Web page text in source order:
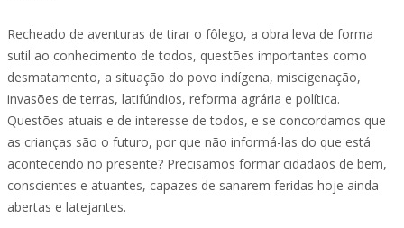
Recheado de aventuras de tirar o fôlego, a obra leva de forma
sutil ao conhecimento de todos, questões importantes como
desmatamento, a situação do povo indígena, miscigenação,
invasões de terras, latifúndios, reforma agrária e política.
Questões atuais e de interesse de todos, e se concordamos que
as crianças são o futuro, por que não informá-las do que está
acontecendo no presente? Precisamos formar cidadãos de bem,
conscientes e atuantes, capazes de sanarem feridas hoje ainda
abertas e latejantes.